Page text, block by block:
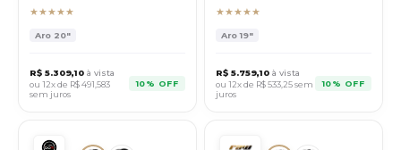
★★★★★
Aro 20"
R$ 5.309,10 à vista
ou 12x de R$491,583
sem juros
10% OFF
★★★★★
Aro19"
R$ 5.759,10 à vista
ou 12x de R$533,25sem
juros
10% OFF